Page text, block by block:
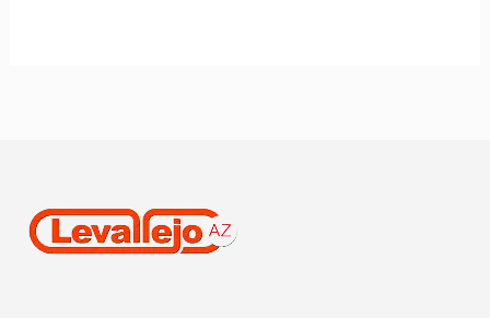
pueden
elegir